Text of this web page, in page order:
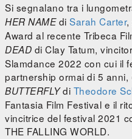
Si segnalano tra i
HER NAMEdi Sarah Carter,
Award al recente Tribeca
DEAD di Clay Tatum,
Slamdance 2022 con cui il
partnership ormai di 5 anni,
BUTTERFLYdi Theodore
Fantasia Film Festival e il
vincitrice del festival 2021
THE FALLING WORLD.